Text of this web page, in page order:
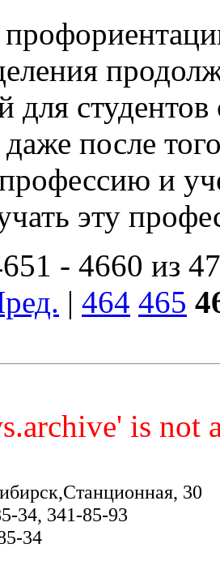
для
даже после
и
эту
- 4660 из
| 464 465
is not
30
34, 341-85-93
34